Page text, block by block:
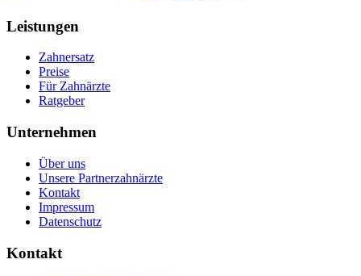
Leistungen
Zahnersatz
Preise
Für Zahnärzte
Ratgeber
Unternehmen
Über uns
Unsere Partnerzahnärzte
Kontakt
Impressum
Datenschutz
Kontakt